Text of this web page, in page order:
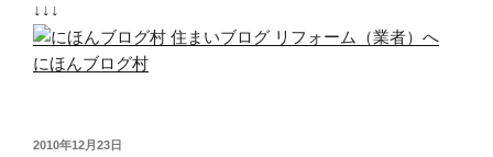
↓↓↓
にほんブログ村
投
2010年12月23日